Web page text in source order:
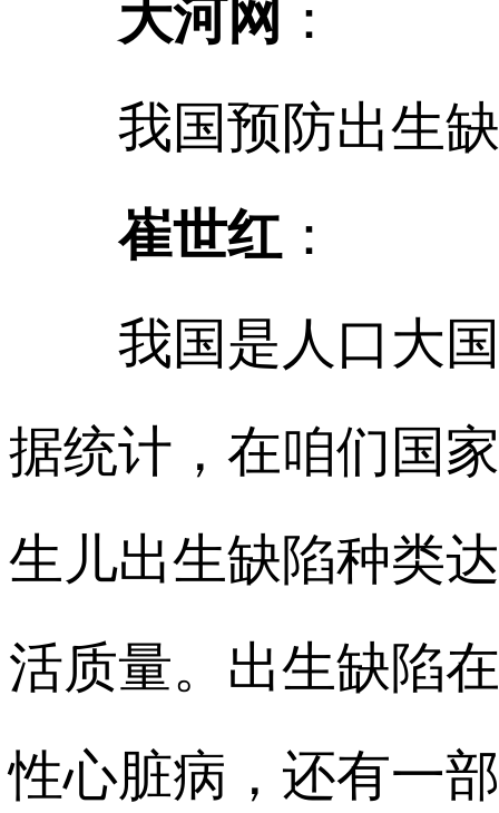
大河网 ：
我国预防出生缺
崔世红 ：
我国是人口大国
据统计，在咱们国
生儿出生缺陷种类
活质量。出生缺陷
性心脏病，还有一